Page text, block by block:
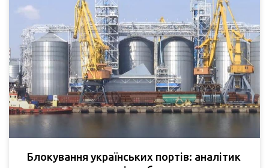
Блокування українських портів: аналітик